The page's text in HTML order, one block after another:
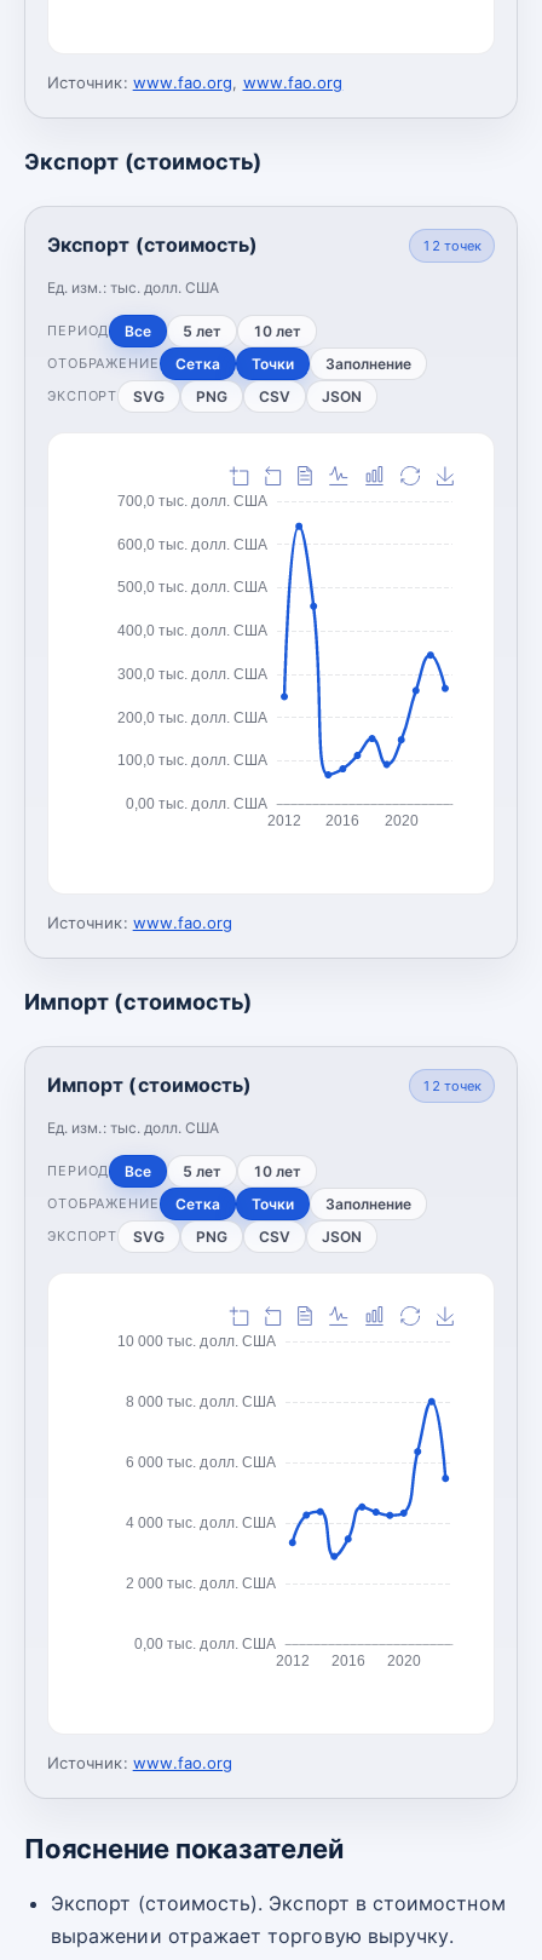
Источник: www.fao.org, www.fao.org
Экспорт (стоимость)
Экспорт (стоимость)
Ед. изм.: тыс. долл. США
12 точек
ПЕРИОД Все 5 лет 10 лет
ОТОБРАЖЕНИЕ Сетка Точки Заполнение
ЭКСПОРТ SVG PNG CSV JSON
0,00 тыс. долл. США
100,0 тыс. долл. США
200,0 тыс. долл. США
300,0 тыс. долл. США
400,0 тыс. долл. США
500,0 тыс. долл. США
600,0 тыс. долл. США
700,0 тыс. долл. США
2012 2016 2020
Источник: www.fao.org
Импорт (стоимость)
Импорт (стоимость)
Ед. изм.: тыс. долл. США
12 точек
ПЕРИОД Все 5 лет 10 лет
ОТОБРАЖЕНИЕ Сетка Точки Заполнение
ЭКСПОРТ SVG PNG CSV JSON
0,00 тыс. долл. США
2 000 тыс. долл. США
4 000 тыс. долл. США
6 000 тыс. долл. США
8 000 тыс. долл. США
10 000 тыс. долл. США
2012 2016 2020
Источник: www.fao.org
Пояснение показателей
Экспорт (стоимость). Экспорт в стоимостном
выражении отражает торговую выручку.